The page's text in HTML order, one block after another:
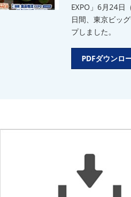
EXPO」6月24日
日間、東京ビッ
プしました。
PDFダウンロ